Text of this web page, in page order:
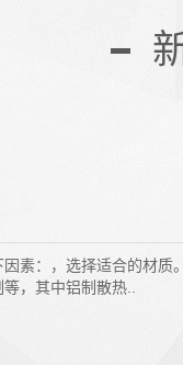
素：，选择适合的材质。
，其中铝制散热..